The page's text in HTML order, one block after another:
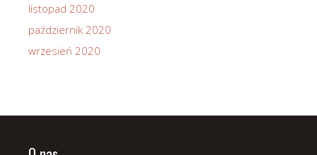
listopad 2020
październik 2020
wrzesień 2020